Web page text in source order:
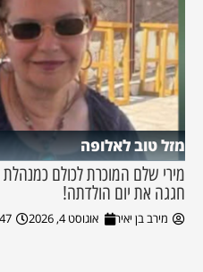
מזל טוב לאלופה
מירי שלם המוכרת לכולם כמנהלת
חגגה את יום הולדתה!
מירב בן יאיר אוגוסט 4, 2026 pm